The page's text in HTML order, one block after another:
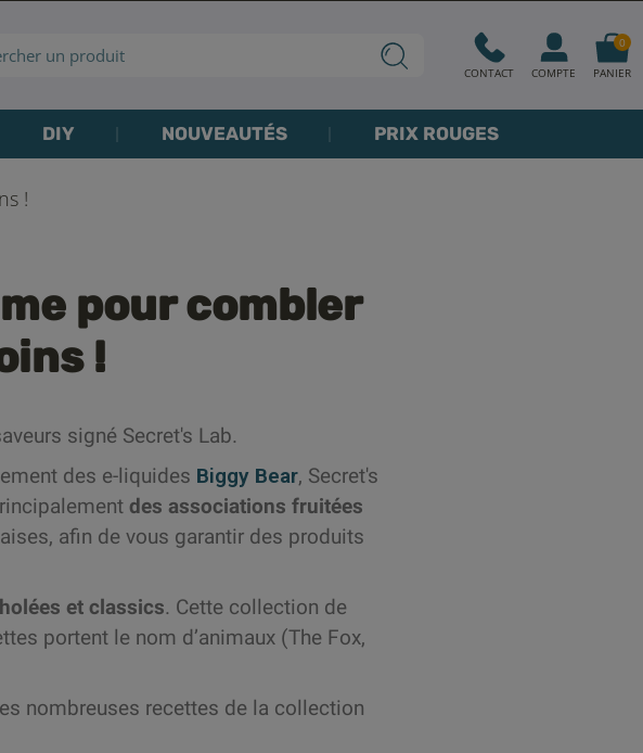
CONTACT COMPTE PANIER
0
DIY NOUVEAUTÉS PRIX ROUGES
!
pour combler
!
signé Secret's Lab.
des e-liquides Biggy Bear, Secret's
des associations fruitées
afin de vous garantir des produits
et classics. Cette collection de
portent le nom d’animaux (The Fox,
nombreuses recettes de la collection